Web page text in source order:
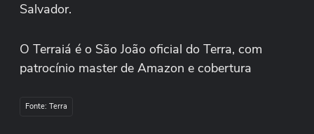
Salvador.
O Terraiá é o São João oficial do Terra, com
patrocínio master de Amazon e cobertura
Azulzinha, maquininha da CAIXA.
Fonte: Terra